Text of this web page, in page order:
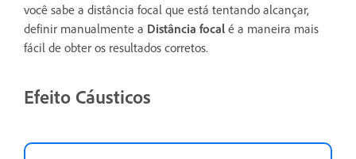
você sabe a distância focal que está tentando alcançar,
definir manualmente a Distância focal é a maneira mais
fácil de obter os resultados corretos.
Efeito Cáusticos